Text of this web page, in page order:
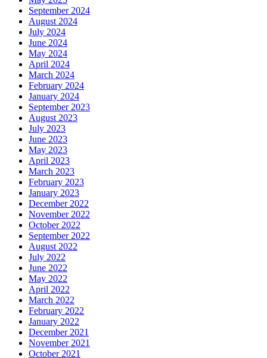
September 2024
August 2024
July 2024
June 2024
May 2024
April 2024
March 2024
February 2024
January 2024
September 2023
August 2023
July 2023
June 2023
May 2023
April 2023
March 2023
February 2023
January 2023
December 2022
November 2022
October 2022
September 2022
August 2022
July 2022
June 2022
May 2022
April 2022
March 2022
February 2022
January 2022
December 2021
November 2021
October 2021